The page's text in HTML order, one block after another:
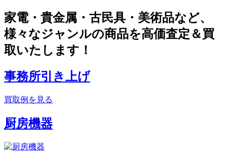
家電・貴金属・古民具・美術品など、
様々なジャンルの商品を高価査定＆買
取いたします！
事務所引き上げ
買取例を見る
厨房機器